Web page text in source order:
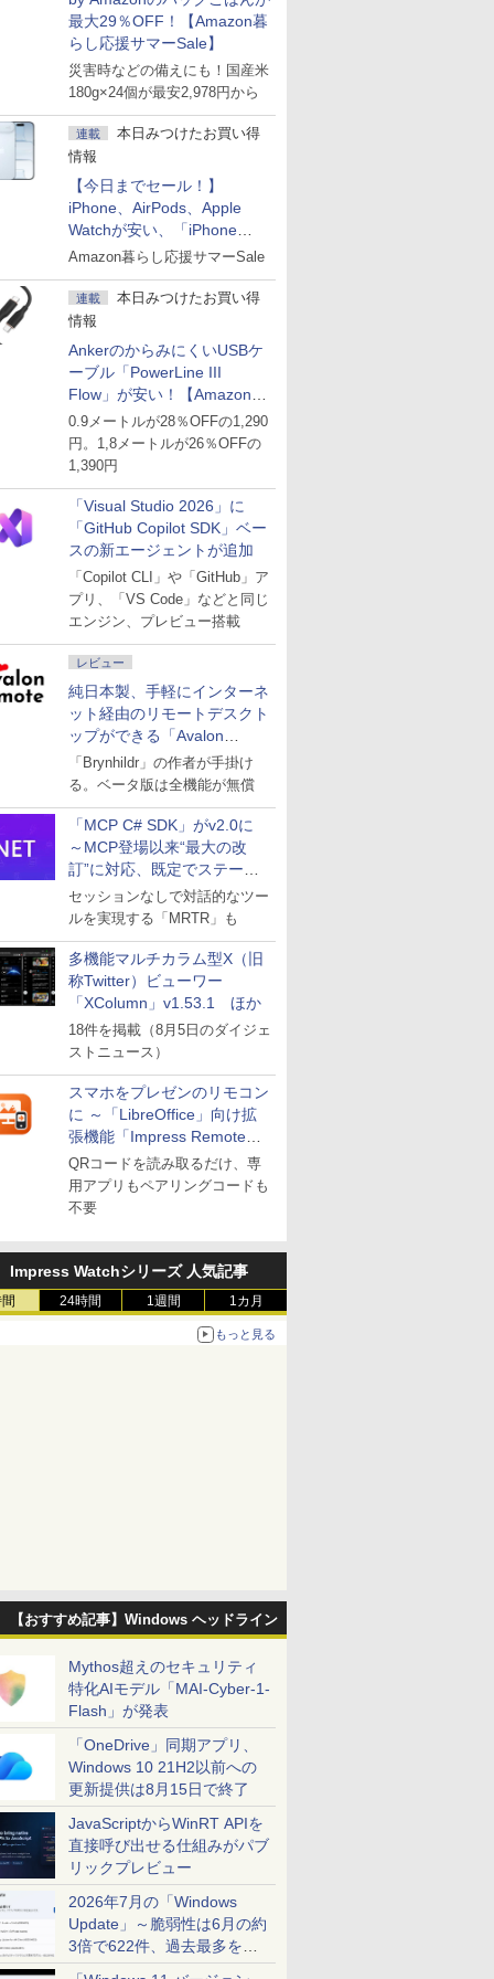
最大29％OFF！【Amazon暮
らし応援サマーSale】
災害時などの備えにも！国産米
180g×24個が最安2,978円から
連載
本日みつけたお買い得
情報
【今日までセール！】
iPhone、AirPods、Apple
Watchが安い、「iPhone
Air」256GB版が139,800円な
Amazon暮らし応援サマーSale
連載
本日みつけたお買い得
情報
AnkerのからみにくいUSBケ
ーブル「PowerLine III
Flow」が安い！【Amazon暮
らし応援サマーSale】
0.9メートルが28％OFFの1,290
円。1,8メートルが26％OFFの
1,390円
「Visual Studio 2026」に
「GitHub Copilot SDK」ベー
スの新エージェントが追加
「Copilot CLI」や「GitHub」ア
プリ、「VS Code」などと同じ
エンジン、プレビュー搭載
レビュー
純日本製、手軽にインターネ
ット経由のリモートデスクト
ップができる「Avalon
remote」
「Brynhildr」の作者が手掛け
る。ベータ版は全機能が無償
「MCP C# SDK」がv2.0に
～MCP登場以来“最大の改
訂”に対応、既定でステート
レスへ
セッションなしで対話的なツー
ルを実現する「MRTR」も
多機能マルチカラム型X（旧
称Twitter）ビューワー
「XColumn」v1.53.1 ほか
18件を掲載（8月5日のダイジェ
ストニュース）
スマホをプレゼンのリモコン
に ～「LibreOffice」向け拡
張機能「Impress Remote」
が公開
QRコードを読み取るだけ、専
用アプリもペアリングコードも
不要
Impress Watchシリーズ 人気記事
24時間 1週間 1カ月
もっと見る
【おすすめ記事】Windows ヘッドライン
Mythos超えのセキュリティ
特化AIモデル「MAI-Cyber-1-
Flash」が発表
「OneDrive」同期アプリ、
Windows 10 21H2以前への
更新提供は8月15日で終了
JavaScriptからWinRT APIを
直接呼び出せる仕組みがパブ
リックプレビュー
2026年7月の「Windows
Update」～脆弱性は6月の約
3倍で622件、過去最多を大
幅に更新